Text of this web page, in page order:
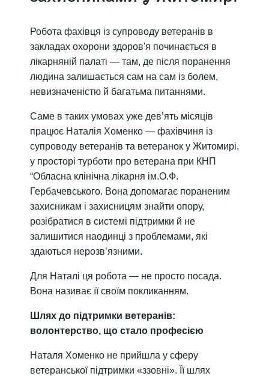
Робота фахівця із супроводу ветеранів в
закладах охорони здоров'я починається в
лікарняній палаті — там, де після поранення
людина залишається сам на сам із болем,
невизначеністю й багатьма питаннями.
Саме в таких умовах уже дев’ять місяців
працює Наталія Хоменко — фахівчиня із
супроводу ветеранів та ветеранок у Житомирі,
у просторі турботи про ветерана при КНП
“Обласна клінічна лікарня ім.О.Ф.
Гербачевського. Вона допомагає пораненим
захисникам і захисницям знайти опору,
розібратися в системі підтримки й не
залишитися наодинці з проблемами, які
здаються нерозв’язними.
Для Наталі ця робота — не просто посада.
Вона називає її своїм покликанням.
Шлях до підтримки ветеранів:
волонтерство, що стало професією
Наталя Хоменко не прийшла у сферу
ветеранської підтримки «ззовні». Її шлях